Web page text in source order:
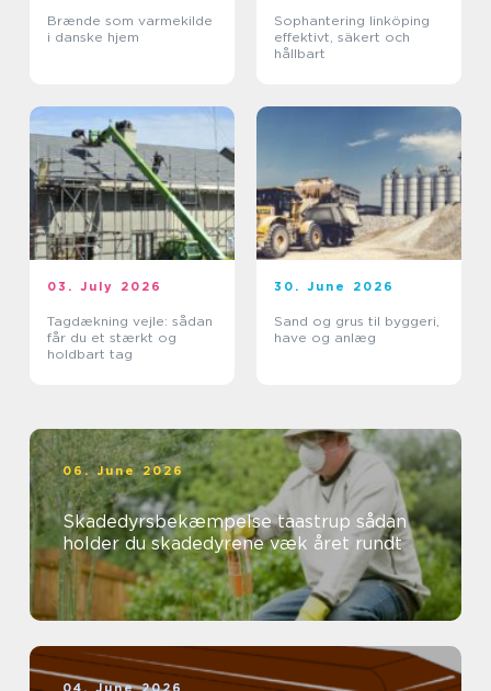
Brænde som varmekilde
i danske hjem
Sophantering linköping
effektivt, säkert och
hållbart
03. July 2026
Tagdækning vejle: sådan
får du et stærkt og
holdbart tag
30. June 2026
Sand og grus til byggeri,
have og anlæg
06. June 2026
Skadedyrsbekæmpelse taastrup sådan
holder du skadedyrene væk året rundt
04. June 2026